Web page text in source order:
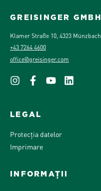
GREISINGER GMBH
Klamer Straße 10, 4323 Münzbach
+43 7264 4600
office@greisinger.com
LEGAL
Protecția datelor
Imprimare
INFORMAȚII